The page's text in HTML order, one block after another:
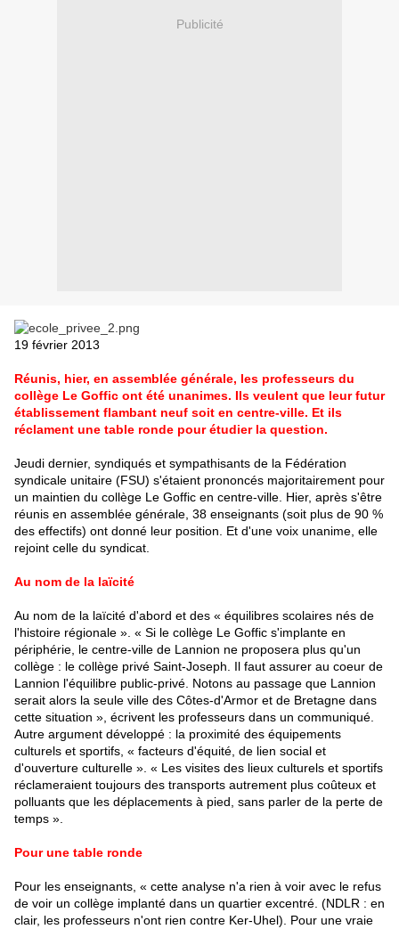
Publicité
19 février 2013
Réunis, hier, en assemblée générale, les professeurs du
collège Le Goffic ont été unanimes. Ils veulent que leur futur
établissement flambant neuf soit en centre-ville. Et ils
réclament une table ronde pour étudier la question.
Jeudi dernier, syndiqués et sympathisants de la Fédération
syndicale unitaire (FSU) s'étaient prononcés majoritairement pour
un maintien du collège Le Goffic en centre-ville. Hier, après s'être
réunis en assemblée générale, 38 enseignants (soit plus de 90 %
des effectifs) ont donné leur position. Et d'une voix unanime, elle
rejoint celle du syndicat.
Au nom de la laïcité
Au nom de la laïcité d'abord et des « équilibres scolaires nés de
l'histoire régionale ». « Si le collège Le Goffic s'implante en
périphérie, le centre-ville de Lannion ne proposera plus qu'un
collège : le collège privé Saint-Joseph. Il faut assurer au coeur de
Lannion l'équilibre public-privé. Notons au passage que Lannion
serait alors la seule ville des Côtes-d'Armor et de Bretagne dans
cette situation », écrivent les professeurs dans un communiqué.
Autre argument développé : la proximité des équipements
culturels et sportifs, « facteurs d'équité, de lien social et
d'ouverture culturelle ». « Les visites des lieux culturels et sportifs
réclameraient toujours des transports autrement plus coûteux et
polluants que les déplacements à pied, sans parler de la perte de
temps ».
Pour une table ronde
Pour les enseignants, « cette analyse n'a rien à voir avec le refus
de voir un collège implanté dans un quartier excentré. (NDLR : en
clair, les professeurs n'ont rien contre Ker-Uhel). Pour une vraie